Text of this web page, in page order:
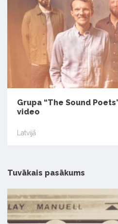
Grupa “The Sound
video
Latvijā
Tuvākais pasākums